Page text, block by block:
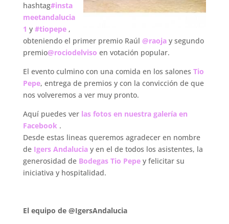
hashtag#insta
meetandalucia
1 y #tiopepe,
obteniendo el primer premio Raúl @raojay segundo
premio@rociodelviso en votación popular.
El evento culmino con una comida en los salones Tio
Pepe, entrega de premios y con la convicción de que
nos volveremos a ver muy pronto.
Aquí puedes ver las fotos en nuestra galería en
Facebook.
Desde estas lineas queremos agradecer en nombre
de Igers Andaluciay en el de todos los asistentes, la
generosidad de Bodegas Tio Pepey felicitar su
iniciativa y hospitalidad.
El equipo de @IgersAndalucia